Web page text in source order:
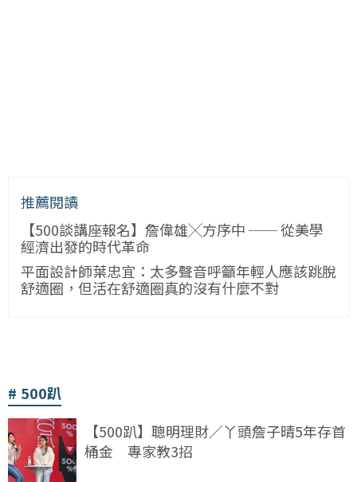
推薦閱讀
【500談講座報名】詹偉雄╳方序中 ── 從美學
經濟出發的時代革命
平面設計師葉忠宜：太多聲音呼籲年輕人應該跳脫
舒適圈，但活在舒適圈真的沒有什麼不對
500趴
【500趴】聰明理財／丫頭詹子晴5年存首
桶金 專家教3招